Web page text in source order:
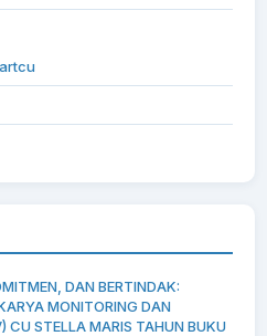
DAN BERTINDAK:
MONITORING DAN
CU STELLA MARIS TAHUN BUKU